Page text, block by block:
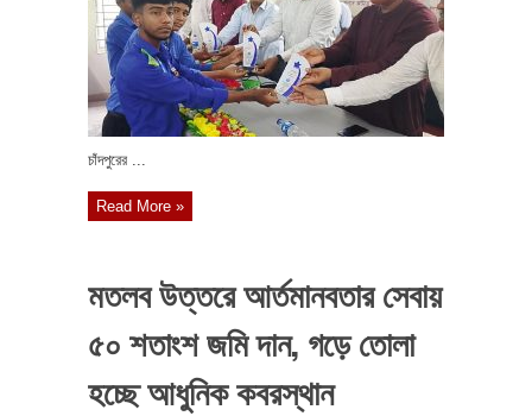
চাঁদপুরের ...
Read More »
মতলব উত্তরে আর্তমানবতার সেবায়
৫০ শতাংশ জমি দান, গড়ে তোলা
হচ্ছে আধুনিক কবরস্থান